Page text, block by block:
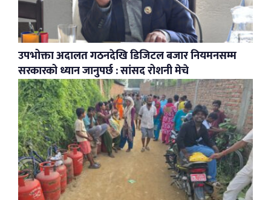
उपभोक्ता अदालत गठनदेखि डिजिटल बजार नियमनसम्म
सरकारको ध्यान जानुपर्छ : सांसद रोशनी मेचे